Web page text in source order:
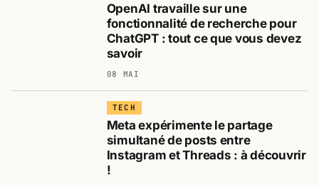
OpenAI travaille sur une
fonctionnalité de recherche pour
ChatGPT : tout ce que vous devez
savoir
08 MAI
TECH
Meta expérimente le partage
simultané de posts entre
Instagram et Threads : à découvrir
!